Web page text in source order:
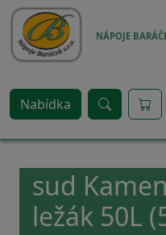
Přejít k hlavnímu obsahu
NÁPOJE
Nabídka
sud
ležák 50L